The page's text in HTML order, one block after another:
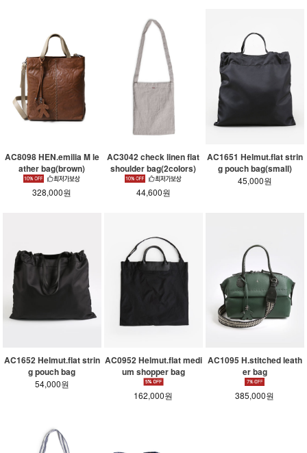
AC8098 HEN.emilia M le
ather bag(brown)
328,000원
AC3042 check linen flat
shoulder bag(2colors)
44,600원
AC1651 Helmut.flat strin
g pouch bag(small)
45,000원
AC1652 Helmut.flat strin
g pouch bag
54,000원
AC0952 Helmut.flat medi
um shopper bag
162,000원
AC1095 H.stitched leath
er bag
385,000원